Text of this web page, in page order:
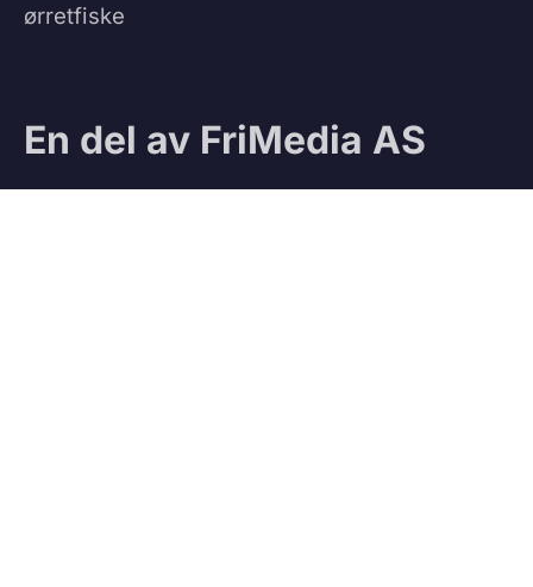
ørretfiske
En del av FriMedia AS